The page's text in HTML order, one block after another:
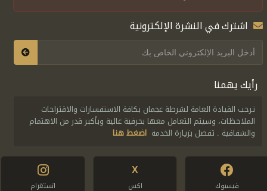
اشترك في النشرة الإلكترونية
رأيك يهمنا
ترحب القيادة العامة لشرطة عجمان بكافة الاستفسارات والاقتراحات
الملاحظات، وسيتم التعامل معها بحرفية عالية وبأكبر قدر من الاهتمام
والشفافية . تفضل بزيارة الخدمة
اضغط هنا
فيسبوك
X
اكس انستغرام